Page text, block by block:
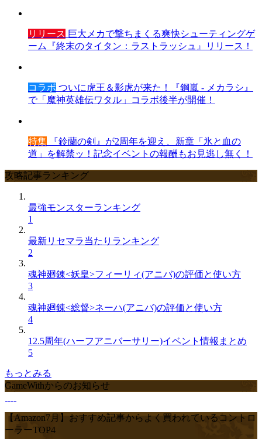
リリース 巨大メカで撃ちまくる爽快シューティングゲ
ーム『終末のタイタン：ラストラッシュ』リリース！
コラボ ついに虎王＆影虎が来た！『鋼嵐 - メカラシ』
で「魔神英雄伝ワタル」コラボ後半が開催！
特集 『鈴蘭の剣』が2周年を迎え、新章「氷と血の
道」を解禁ッ！記念イベントの報酬もお見逃し無く！
攻略記事ランキング
最強モンスターランキング
1
最新リセマラ当たりランキング
2
魂神廻錬<妖皇>フィーリィ(アニバ)の評価と使い方
3
魂神廻錬<総督>ネーハ(アニバ)の評価と使い方
4
12.5周年(ハーフアニバーサリー)イベント情報まとめ
5
もっとみる
GameWithからのお知らせ
【Amazon7月】おすすめ記事からよく買われているコントロ
ーラーTOP4